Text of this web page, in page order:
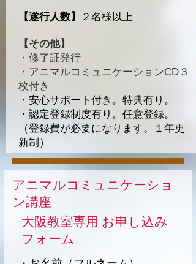
【遂行人数】 ２名様以上
【その他】
・修了証発行
・アニマルコミュニケーションCD３
枚付き
・安心サポート付き。特典有り。
・認定登録制度有り。任意登録。
（登録費が必要になります。１年更
新制）
​アニマルコミュニケーショ
ン講座
​大阪教室専用 お申し込み
フォーム